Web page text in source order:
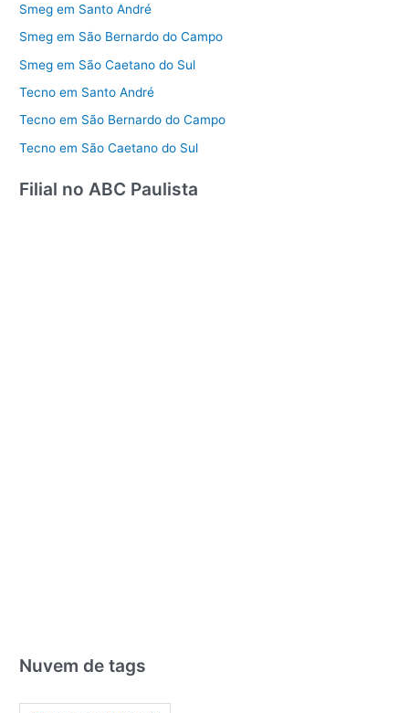
Smeg em Santo André
Smeg em São Bernardo do Campo
Smeg em São Caetano do Sul
Tecno em Santo André
Tecno em São Bernardo do Campo
Tecno em São Caetano do Sul
Filial no ABC Paulista
Nuvem de tags